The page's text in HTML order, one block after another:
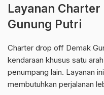
Layanan
Gunung Putri
Charter drop off Demak
kendaraan khusus satu
penumpang lain. Layanan
membutuhkan perjalanan